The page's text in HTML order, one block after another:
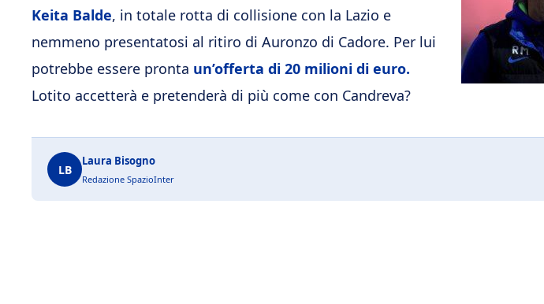
Keita Balde, in totale rotta di collisione con la Lazio e
nemmeno presentatosi al ritiro di Auronzo di Cadore. Per lui
potrebbe essere pronta un’offerta di 20 milioni di euro.
Lotito accetterà e pretenderà di più come con Candreva?
LB
Laura Bisogno
Redazione SpazioInter